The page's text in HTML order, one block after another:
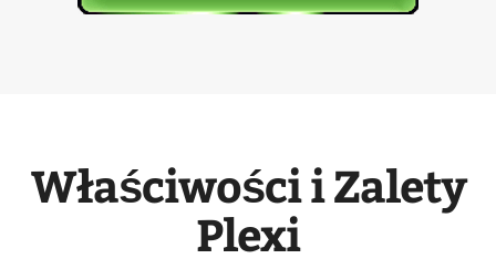
Właściwości i Zalety
Plexi